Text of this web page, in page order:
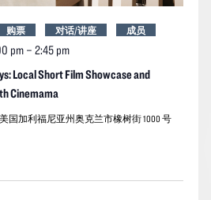
Local Short Film Showcase and
Cinemama
pm– 2:45 pm
购票 对话/讲座 成员
美国加利福尼亚州奥克兰市橡树街 1000 号